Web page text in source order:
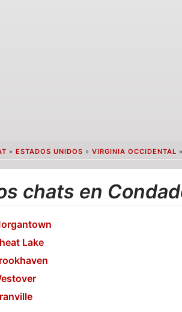
» ESTADOS UNIDOS » VIRGINIA OCCIDENTAL »
chats en
Lake